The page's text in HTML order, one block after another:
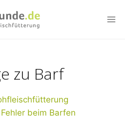
zu Barf
beim Barfen